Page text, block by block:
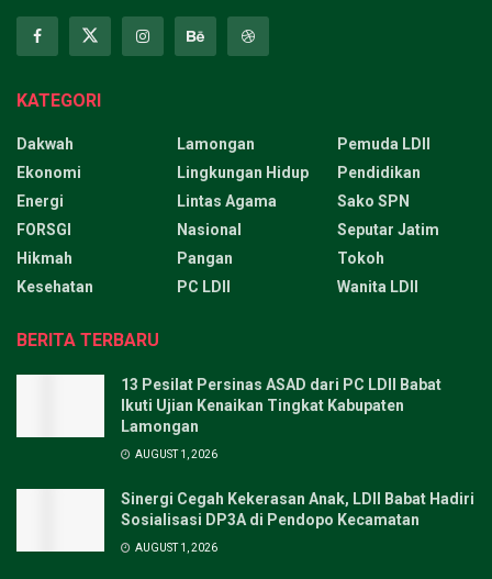
KATEGORI
Dakwah
Ekonomi
Energi
FORSGI
Hikmah
Kesehatan
Lamongan
Lingkungan Hidup
Lintas Agama
Nasional
Pangan
PC LDII
Pemuda LDII
Pendidikan
Sako SPN
Seputar Jatim
Tokoh
Wanita LDII
BERITA TERBARU
13 Pesilat Persinas ASAD dari PC LDII Babat
Ikuti Ujian Kenaikan Tingkat Kabupaten
Lamongan
AUGUST 1, 2026
Sinergi Cegah Kekerasan Anak, LDII Babat Hadiri
Sosialisasi DP3A di Pendopo Kecamatan
AUGUST 1, 2026